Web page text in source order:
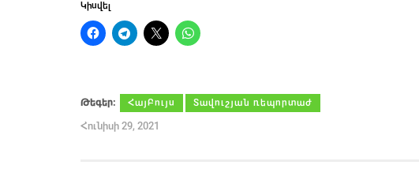
Կիսվել
Թեգեր։ ՀայԲույս Տավուշյան ռեպորտաժ
Հունիսի 29, 2021